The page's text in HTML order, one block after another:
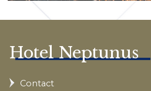
Hotel Neptunus
Contact